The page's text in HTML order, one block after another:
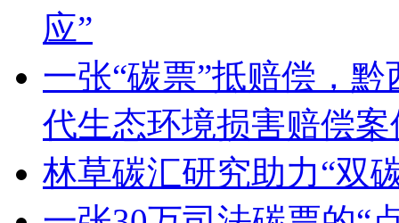
应”
一张“碳票”抵赔偿，
代生态环境损害赔偿
林草碳汇研究助力“双